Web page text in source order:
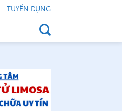
TUYỂN DỤNG